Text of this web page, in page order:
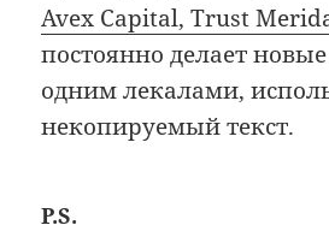
Avex Capital, Trust
постоянно делает
одним лекалами,
некопируемый текст.
P.S.